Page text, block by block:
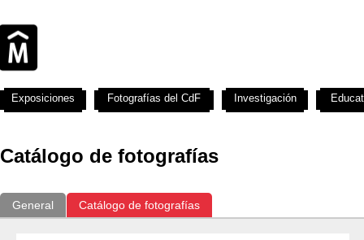
Catálogo de fotografías
General Catálogo de fotografías
Exposiciones Fotografías del CdF Investigación